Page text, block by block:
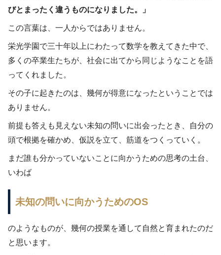
びとまったく違うものになりました。」
この言葉は、一人からではありません。
栄光学園で三十年以上にわたって数学を教えてきた中で、
多くの卒業生たちが、社会に出てから同じようなことを語
ってくれました。
その子に起きたのは、幾何が得意になったということでは
ありません。
前提も答えも見えない未知の問いに出会ったとき、自分の
頭で根拠を確かめ、仮説を立て、筋道をつくっていく。
まだ誰も分かっていないことに向かうための思考の土台、
いわば
未知の問いに向かうためのOS
のようなものが、幾何の授業を通して自然と育まれたのだ
と思います。